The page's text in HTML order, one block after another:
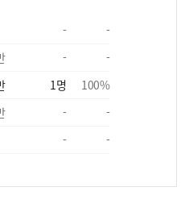
-
-
-
-
1명 100%
-
-
- -